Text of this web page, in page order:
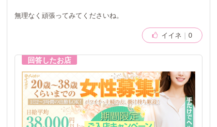
無理なく頑張ってみてくださいね。
イイネ 0